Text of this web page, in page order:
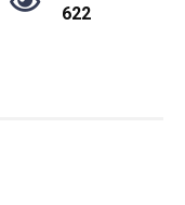
622